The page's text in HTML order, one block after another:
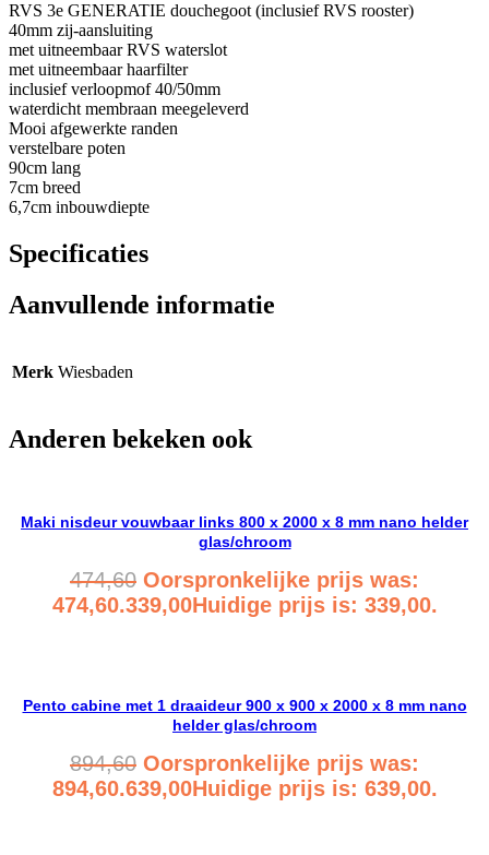
RVS 3e GENERATIE douchegoot (inclusief RVS rooster)
40mm zij-aansluiting
met uitneembaar RVS waterslot
met uitneembaar haarfilter
inclusief verloopmof 40/50mm
waterdicht membraan meegeleverd
Mooi afgewerkte randen
verstelbare poten
90cm lang
7cm breed
6,7cm inbouwdiepte
Specificaties
Aanvullende informatie
Merk Wiesbaden
Anderen bekeken ook
Maki nisdeur vouwbaar links 800 x 2000 x 8 mm nano helder
glas/chroom
474,60 Oorspronkelijke prijs was:
474,60.339,00Huidige prijs is: 339,00.
Pento cabine met 1 draaideur 900 x 900 x 2000 x 8 mm nano
helder glas/chroom
894,60 Oorspronkelijke prijs was:
894,60.639,00Huidige prijs is: 639,00.